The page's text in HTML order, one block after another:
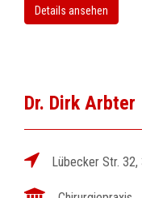
Details ansehen
Dr. Dirk Arbter
Lübecker Str.